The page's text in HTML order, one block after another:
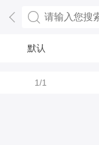
默认
1/1